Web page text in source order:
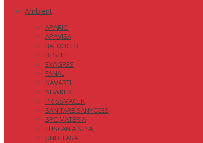
Ambient
APARICI
APAVISA
BALDOCER
BESTILE
EXAGRES
FANAL
NAVARTI
NEWKER
PRISSMACER
SANITARE SANYCCES
SPC MATERIA
TUSCANIA S.P.A.
UNDEFASA